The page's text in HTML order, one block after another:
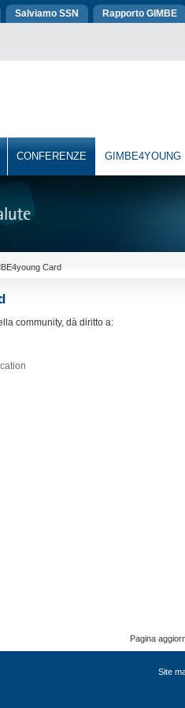
Salviamo SSN Rapporto GIMBE
CONFERENZE GIMBE4YOUNG
Card
community, dà diritto a:
Pagina
Site